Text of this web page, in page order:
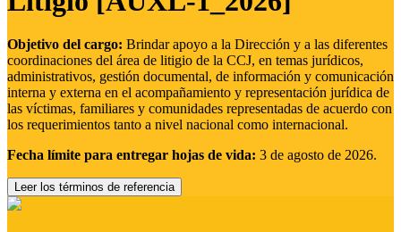
Objetivo del cargo: Brindar apoyo a la Dirección y a las diferentes
coordinaciones del área de litigio de la CCJ, en temas jurídicos,
administrativos, gestión documental, de información y comunicación
interna y externa en el acompañamiento y representación jurídica de
las víctimas, familiares y comunidades representadas de acuerdo con
los requerimientos tanto a nivel nacional como internacional.
Fecha límite para entregar hojas de vida: 3 de agosto de 2026.
Leer los términos de referencia